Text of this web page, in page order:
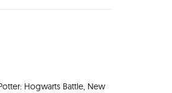
Hogwarts Battle, New